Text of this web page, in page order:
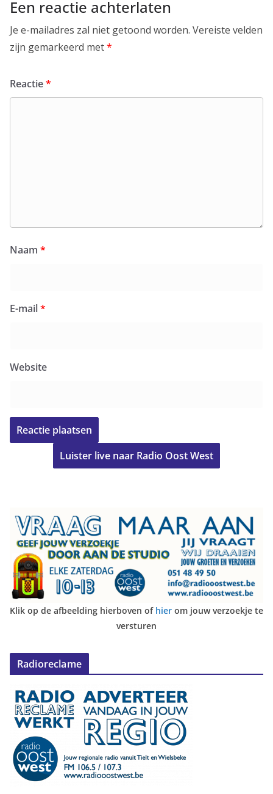
Een reactie achterlaten
Je e-mailadres zal niet getoond worden. Vereiste velden
zijn gemarkeerd met*
Reactie*
Naam *
E-mail*
Website
Luister live naar Radio Oost West
Klik op de afbeelding hierboven of hier om jouw verzoekje te
versturen
Radioreclame